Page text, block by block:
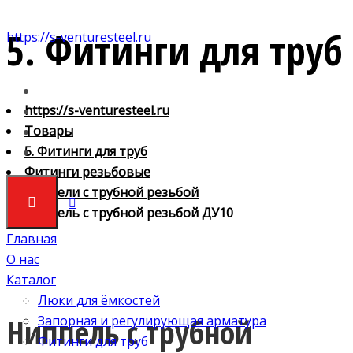
https://s-venturesteel.ru
Главная
О нас
Каталог
Люки для ёмкостей
Запорная и регулирующая арматура
Фитинги для труб
5. Фитинги для труб
https://s-venturesteel.ru
Товары
5. Фитинги для труб
Фитинги резьбовые
Ниппели с трубной резьбой
Ниппель с трубной резьбой ДУ10
Ниппель с трубной